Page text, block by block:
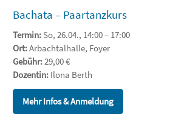
Bachata – Paartanzkurs
Termin: So, 26.04., 14:00 – 17:00
Ort:Arbachtalhalle, Foyer
Gebühr:29,00 €
Dozentin: Ilona Berth
Mehr Infos & Anmeldung